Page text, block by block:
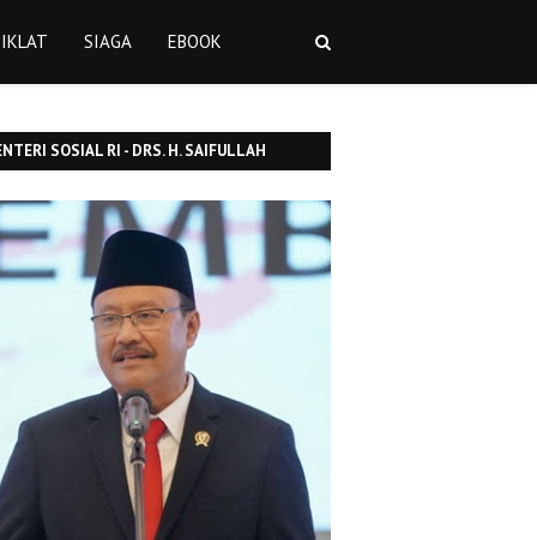
SIAGA EBOOK
SOSIAL RI - DRS. H. SAIFULLAH